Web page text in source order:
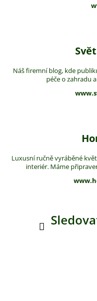
Náš firemní blog, kde
péče o zahradu
Luxusní ručně vyráběné
interiér. Máme